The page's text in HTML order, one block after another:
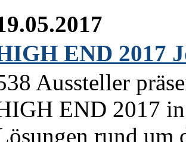
END 2017
Aussteller
END 2017
rund um